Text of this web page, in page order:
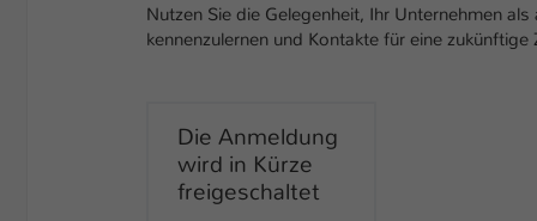
Nutzen Sie die Gelegenheit, Ihr Unternehmen
kennenzulernen und Kontakte für eine
Die Anmeldung
wird in Kürze
freigeschaltet